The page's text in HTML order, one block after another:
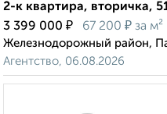
2-к квартира, вторичка,
3 399 000 ₽ 67 200 ₽ за м²
Железнодорожный район,
Агентство, 06.08.2026